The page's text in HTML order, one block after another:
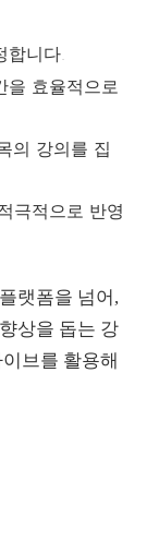
합니다.
을 효율적으로
의 강의를 집
극적으로 반영
랫폼을 넘어,
상을 돕는 강
브를 활용해